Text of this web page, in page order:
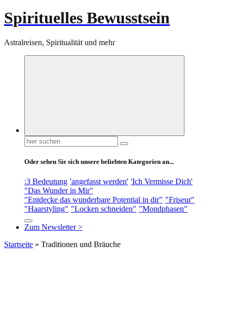
Spirituelles Bewusstsein
Astralreisen, Spiritualität und mehr
Suchen
nach:
Oder sehen Sie sich unsere beliebten Kategorien an...
:3 Bedeutung 'angefasst werden' 'Ich Vermisse Dich'
"Das Wunder in Mir"
"Entdecke das wunderbare Potential in dir" "Friseur"
"Haarstyling" "Locken schneiden" "Mondphasen"
Zum Newsletter >
Startseite » Traditionen und Bräuche